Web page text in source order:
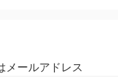
メールアドレス